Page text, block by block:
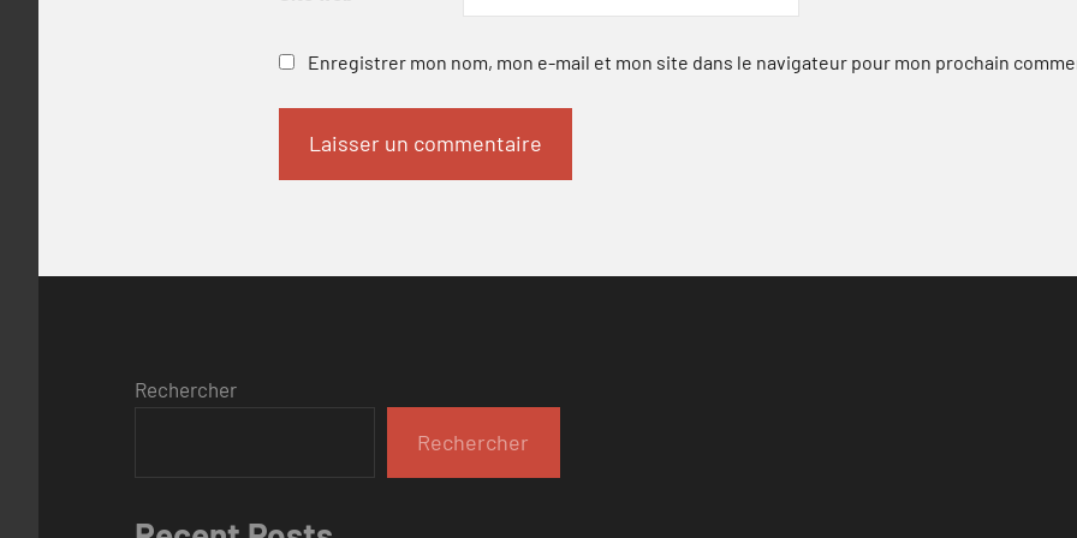
Enregistrer mon nom, mon e-mail et mon site dans le navigateur pour mon prochain
Rechercher
Rechercher